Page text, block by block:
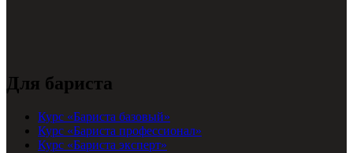
Для бариста
Курс «Бариста базовый»
Курс «Бариста профессионал»
Курс «Бариста эксперт»